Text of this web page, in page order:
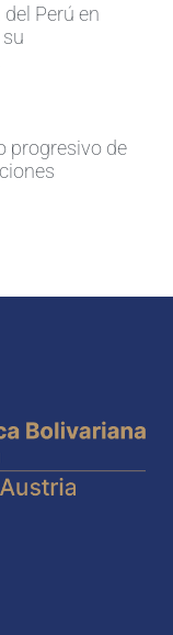
Perú en
progresivo de